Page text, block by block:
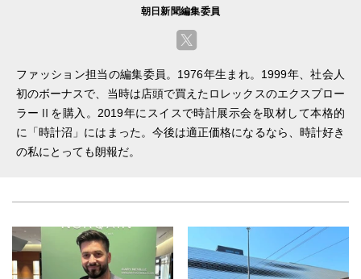
朝日新聞編集委員
ファッション担当の編集委員。1976年生まれ。1999年、社会人
初のボーナスで、当時は店頭で買えたロレックスのエクスプロー
ラーⅡを購入。2019年にスイスで時計展示会を取材して本格的
に「時計沼」にはまった。今後は適正価格になるなら、時計好き
の私にとっても朗報だ。